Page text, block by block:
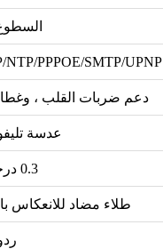
PPPOE/SMTP/UPNP
دعم ضربات القلب ، وغطاء
عدسة
0.3 درجة ~ 20 درجة التغيير المستمر
طلاء مضاد للانعكاس